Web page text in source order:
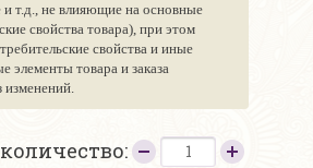
и т.д., не влияющие на основные
свойства товара), при этом
свойства и иные
элементы товара и заказа
изменений.